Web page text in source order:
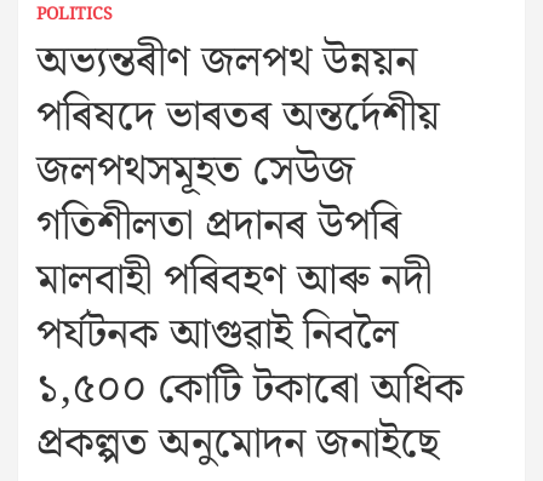
POLITICS
অভ্যন্তৰীণ জলপথ উন্নয়ন
পৰিষদে ভাৰতৰ অন্তৰ্দেশীয়
জলপথসমূহত সেউজ
গতিশীলতা প্রদানৰ উপৰি
মালবাহী পৰিবহণ আৰু নদী
পর্যটনক আগুৱাই নিবলৈ
১,৫০০ কোটি টকাৰো অধিক
প্ৰকল্পত অনুমোদন জনাইছে